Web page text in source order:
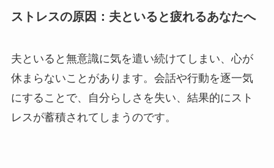
ストレスの原因：夫といると疲れるあなたへ
夫といると無意識に気を遣い続けてしまい、心が
休まらないことがあります。会話や行動を逐一気
にすることで、自分らしさを失い、結果的にスト
レスが蓄積されてしまうのです。